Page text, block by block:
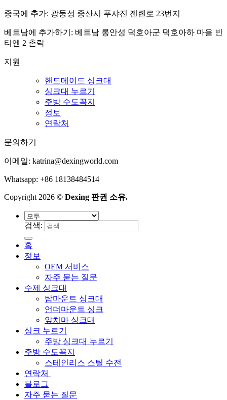
중국에 추가: 광둥성 중산시 푸샤진 젠롄로 23번지
베트남에 추가하기: 베트남 롱안성 덕호아군 덕호아하 마을 빈
티엔 2 촌락
지원
핸드메이드 싱크대
싱크대 누르기
주방 수도꼭지
정보
연락처
문의하기
이메일: katrina@dexingworld.com
Whatsapp: +86 18138484514
Copyright 2026 © Dexing 판권 소유.
검색:
홈
정보
OEM 서비스
자주 묻는 질문
수제 싱크대
탑마운트 싱크대
언더마운트 싱크
앞치마 싱크대
싱크 누르기
주방 싱크대 누르기
주방 수도꼭지
스테인리스 스틸 수전
연락처
블로그
자주 묻는 질문